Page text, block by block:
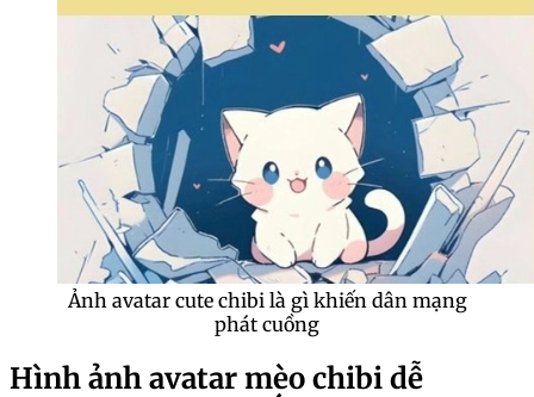
Ảnh avatar cute chibi là gì khiến dân mạng
phát cuồng
Hình ảnh avatar mèo chibi dễ